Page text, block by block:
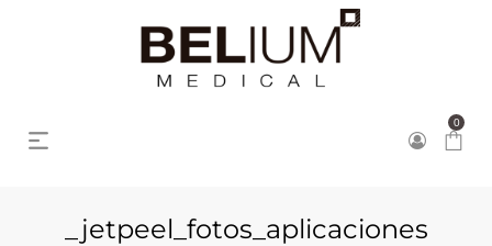
0
_jetpeel_fotos_aplicaciones